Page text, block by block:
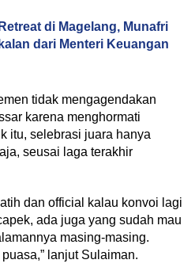
di Magelang, Munafri
dari Menteri Keuangan
tidak mengagendakan
karena menghormati
itu, selebrasi juara hanya
seusai laga terakhir
dan official kalau konvoi lagi
ada juga yang sudah mau
masing-masing.
lanjut Sulaiman.